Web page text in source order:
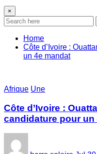
×
Home
Côte d’Ivoire :
un 4e mandat
Afrique Une
Côte d’Ivoire :
candidature pour un